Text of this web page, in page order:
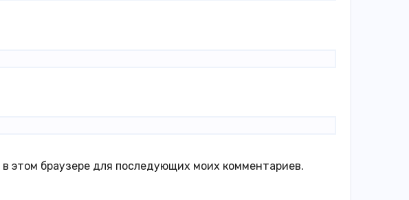
этом браузере для последующих моих комментариев.